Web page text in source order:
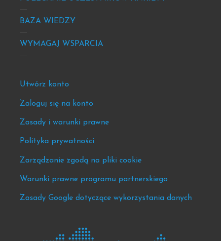
BAZA WIEDZY
WYMAGAJ WSPARCIA
Footer
news
&
events
Utwórz konto
Zaloguj się na konto
Zasady i warunki prawne
Polityka prywatności
Zarządzanie zgodą na pliki cookie
Warunki prawne programu partnerskiego
Zasady Google dotyczące wykorzystania danych